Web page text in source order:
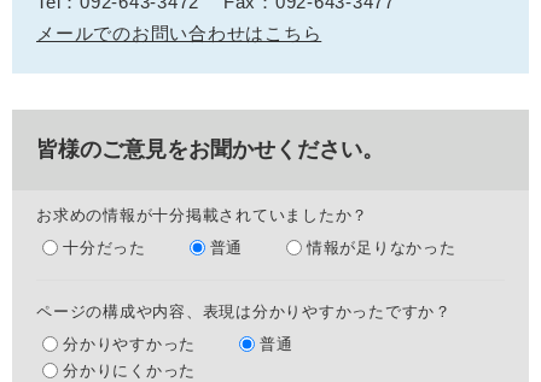
メールでのお問い合わせはこちら
皆様のご意見をお聞かせください。
お求めの情報が十分掲載されていましたか？
十分だった
普通 情報が足りなかった
ページの構成や内容、表現は分かりやすかったですか？
分かりやすかった
普通
分かりにくかった